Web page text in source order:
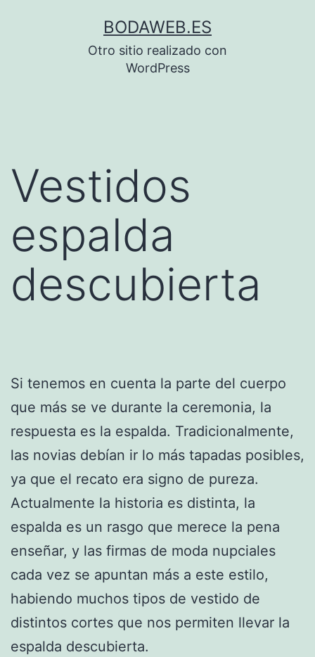
BODAWEB.ES
Otro sitio realizado con
WordPress
Vestidos
espalda
descubierta
Si tenemos en cuenta la parte del cuerpo
que más se ve durante la ceremonia, la
respuesta es la espalda. Tradicionalmente,
las novias debían ir lo más tapadas posibles,
ya que el recato era signo de pureza.
Actualmente la historia es distinta, la
espalda es un rasgo que merece la pena
enseñar, y las firmas de moda nupciales
cada vez se apuntan más a este estilo,
habiendo muchos tipos de vestido de
distintos cortes que nos permiten llevar la
espalda descubierta.